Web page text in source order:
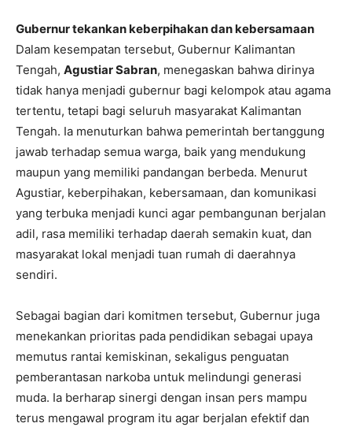
Gubernur tekankan keberpihakan dan kebersamaan
Dalam kesempatan tersebut, Gubernur Kalimantan
Tengah, Agustiar Sabran, menegaskan bahwa dirinya
tidak hanya menjadi gubernur bagi kelompok atau agama
tertentu, tetapi bagi seluruh masyarakat Kalimantan
Tengah. Ia menuturkan bahwa pemerintah bertanggung
jawab terhadap semua warga, baik yang mendukung
maupun yang memiliki pandangan berbeda. Menurut
Agustiar, keberpihakan, kebersamaan, dan komunikasi
yang terbuka menjadi kunci agar pembangunan berjalan
adil, rasa memiliki terhadap daerah semakin kuat, dan
masyarakat lokal menjadi tuan rumah di daerahnya
sendiri.
Sebagai bagian dari komitmen tersebut, Gubernur juga
menekankan prioritas pada pendidikan sebagai upaya
memutus rantai kemiskinan, sekaligus penguatan
pemberantasan narkoba untuk melindungi generasi
muda. Ia berharap sinergi dengan insan pers mampu
terus mengawal program itu agar berjalan efektif dan